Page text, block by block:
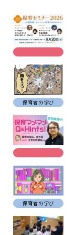
保育者の学び
保育者の学び